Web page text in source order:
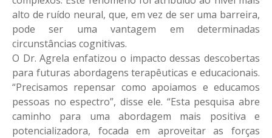
alto de ruído neural, que, em vez de ser uma barreira,
pode ser uma vantagem em determinadas
circunstâncias cognitivas.
O Dr. Agrela enfatizou o impacto dessas descobertas
para futuras abordagens terapêuticas e educacionais.
“Precisamos repensar como apoiamos e educamos
pessoas no espectro”, disse ele. “Esta pesquisa abre
caminho para uma abordagem mais positiva e
potencializadora, focada em aproveitar as forças